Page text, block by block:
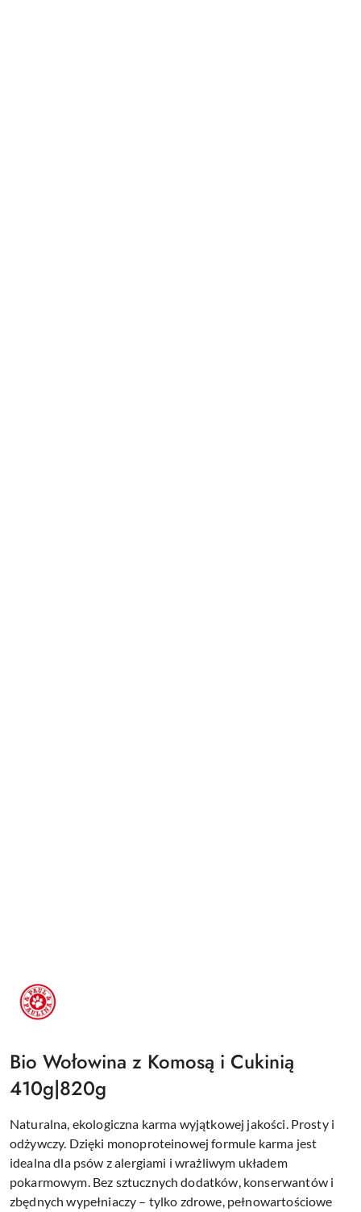
PAUL
AND
PAULINA,
CZERWONE
ŚRODKU
PSIA
ŁAPKA
Bio Wołowina z Komosą i Cukinią
410g|820g
Naturalna, ekologiczna karma wyjątkowej jakości. Prosty i
odżywczy. Dzięki monoproteinowej formule karma jest
idealna dla psów z alergiami i wrażliwym układem
pokarmowym. Bez sztucznych dodatków, konserwantów i
zbędnych wypełniaczy – tylko zdrowe, pełnowartościowe